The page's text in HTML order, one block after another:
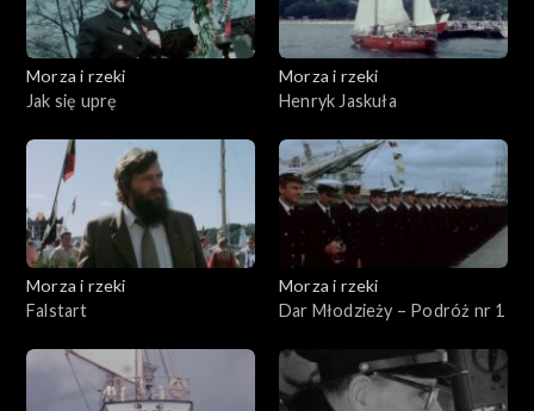
Morza i rzeki
Jak się uprę
Morza i rzeki
Henryk Jaskuła
Morza i rzeki
Falstart
Morza i rzeki
Dar Młodzieży – Podróż nr 1